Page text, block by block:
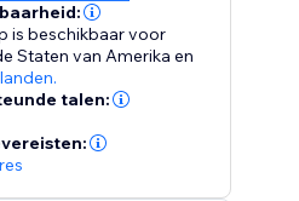
is beschikbaar voor
Staten van Amerika en
talen: